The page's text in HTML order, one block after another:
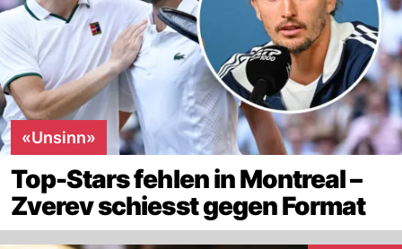
«Unsinn»
Top-Stars fehlen in Montreal –
Zverev schiesst gegen Format